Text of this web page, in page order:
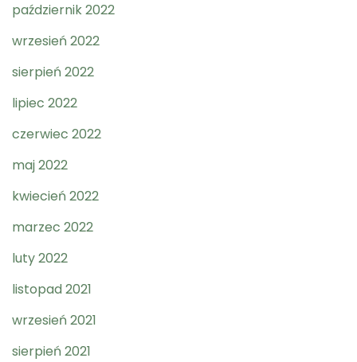
październik 2022
wrzesień 2022
sierpień 2022
lipiec 2022
czerwiec 2022
maj 2022
kwiecień 2022
marzec 2022
luty 2022
listopad 2021
wrzesień 2021
sierpień 2021